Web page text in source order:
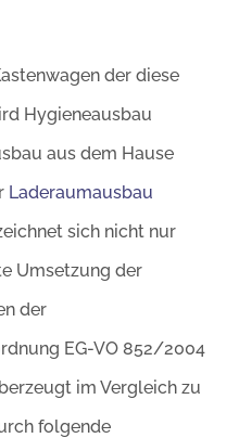
der diese
Hygieneausbau
aus dem Hause
Laderaumausbau
sich nicht nur
Umsetzung der
der
EG-VO 852/2004
im Vergleich zu
folgende